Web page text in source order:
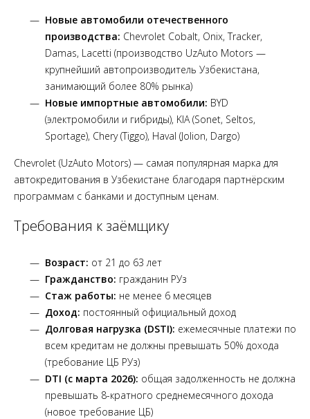
Новые автомобили отечественного
производства: Chevrolet Cobalt, Onix, Tracker,
Damas, Lacetti (производство UzAuto Motors —
крупнейший автопроизводитель Узбекистана,
занимающий более 80% рынка)
Новые импортные автомобили: BYD
(электромобили и гибриды), KIA (Sonet, Seltos,
Sportage), Chery (Tiggo), Haval (Jolion, Dargo)
Chevrolet (UzAuto Motors) — самая популярная марка для
автокредитования в Узбекистане благодаря партнёрским
программам с банками и доступным ценам.
Требования к заёмщику
Возраст: от 21 до 63 лет
Гражданство: гражданин РУз
Стаж работы: не менее 6 месяцев
Доход: постоянный официальный доход
Долговая нагрузка (DSTI): ежемесячные платежи по
всем кредитам не должны превышать 50% дохода
(требование ЦБ РУз)
DTI (с марта 2026): общая задолженность не должна
превышать 8-кратного среднемесячного дохода
(новое требование ЦБ)